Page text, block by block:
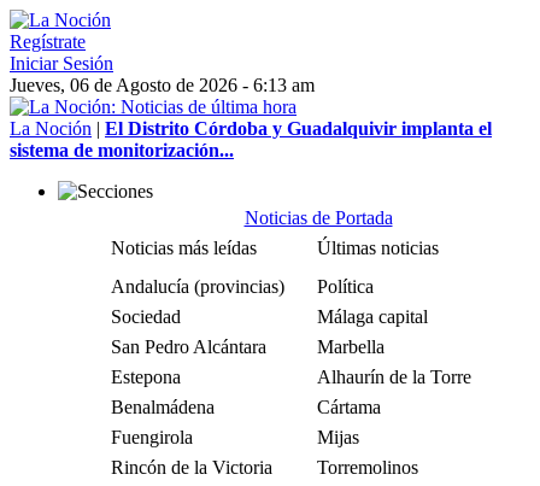
Regístrate
Iniciar Sesión
Jueves, 06 de Agosto de 2026 - 6:13 am
La Noción | El Distrito Córdoba y Guadalquivir implanta el
sistema de monitorización...
Noticias de Portada
Noticias más leídas
Últimas noticias
Andalucía (provincias)
Política
Sociedad
Málaga capital
San Pedro Alcántara
Marbella
Estepona
Alhaurín de la Torre
Benalmádena
Cártama
Fuengirola
Mijas
Rincón de la Victoria
Torremolinos